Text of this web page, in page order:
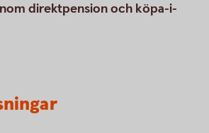
direktpension och köpa-i-